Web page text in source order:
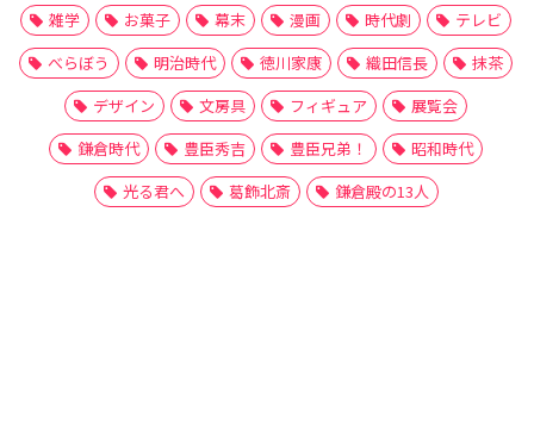
雑学
お菓子 幕末 漫画 時代劇
テレビ
べらぼう
明治時代 徳川家康 織田信長
抹茶
デザイン
文房具 フィギュア
展覧会
鎌倉時代
豊臣秀吉 豊臣兄弟！
昭和時代
光る君へ
葛飾北斎 鎌倉殿の13人